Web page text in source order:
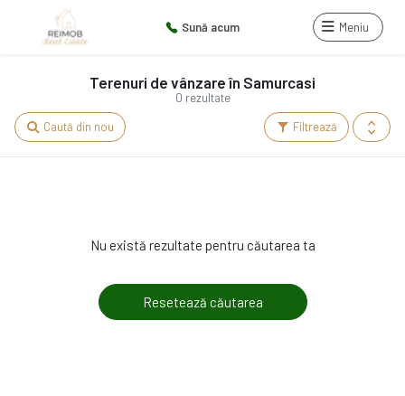
Sună acum Meniu
0 rezultate
Terenuri de vânzare în Samurcasi
Filtrează
Caută din nou
Nu există rezultate pentru căutarea ta
Resetează căutarea